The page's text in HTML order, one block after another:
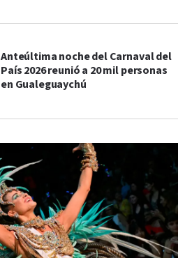
Anteúltima noche del Carnaval del
País 2026 reunió a 20 mil personas
en Gualeguaychú